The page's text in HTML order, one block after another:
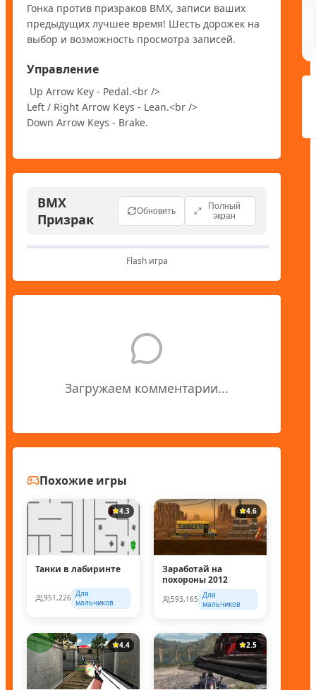
Гонка против призраков BMX, записи ваших
предыдущих лучшее время! Шесть дорожек на
выбор и возможность просмотра записей.
Управление
Left / Right Arrow Keys - Lean.<br />
Down Arrow Keys - Brake.
BMX
Призрак
Обновить
Полный
экран
Flash игра
Загружаем комментарии...
Похожие игры
4.3
Танки в лабиринте
951,226 Для
мальчиков
4.6
Заработай на
похороны 2012
593,165 Для
мальчиков
4.4 2.5